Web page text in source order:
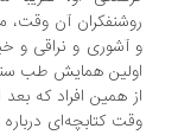
آن وقت، منادی
همایش طب سنتی را
همین افراد که بعد از
کتابچه‌ای درباره طب